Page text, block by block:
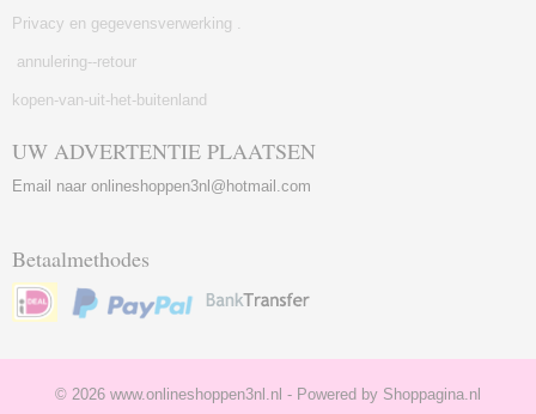
Privacy en gegevensverwerking .
annulering--retour
kopen-van-uit-het-buitenland
UW ADVERTENTIE PLAATSEN
Email naar onlineshoppen3nl@hotmail.com
Betaalmethodes
© 2026 www.onlineshoppen3nl.nl - Powered by Shoppagina.nl